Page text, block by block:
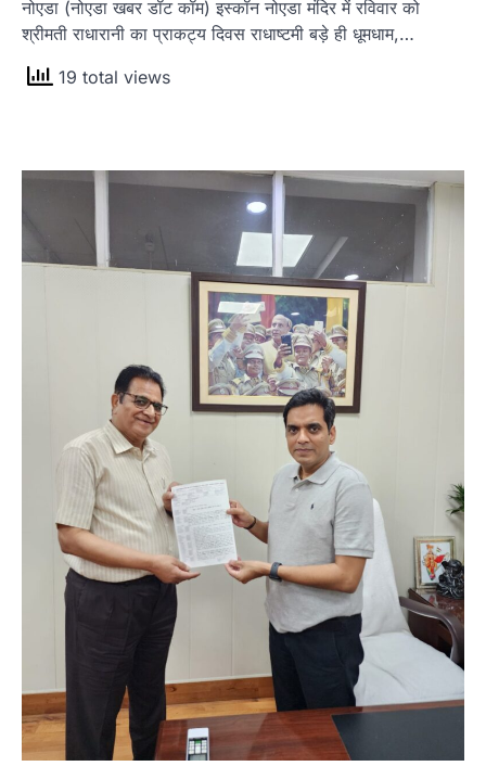
नोएडा (नोएडा खबर डॉट कॉम) इस्कॉन नोएडा मंदिर में रविवार को
श्रीमती राधारानी का प्राकट्य दिवस राधाष्टमी बड़े ही धूमधाम,…
19 total views